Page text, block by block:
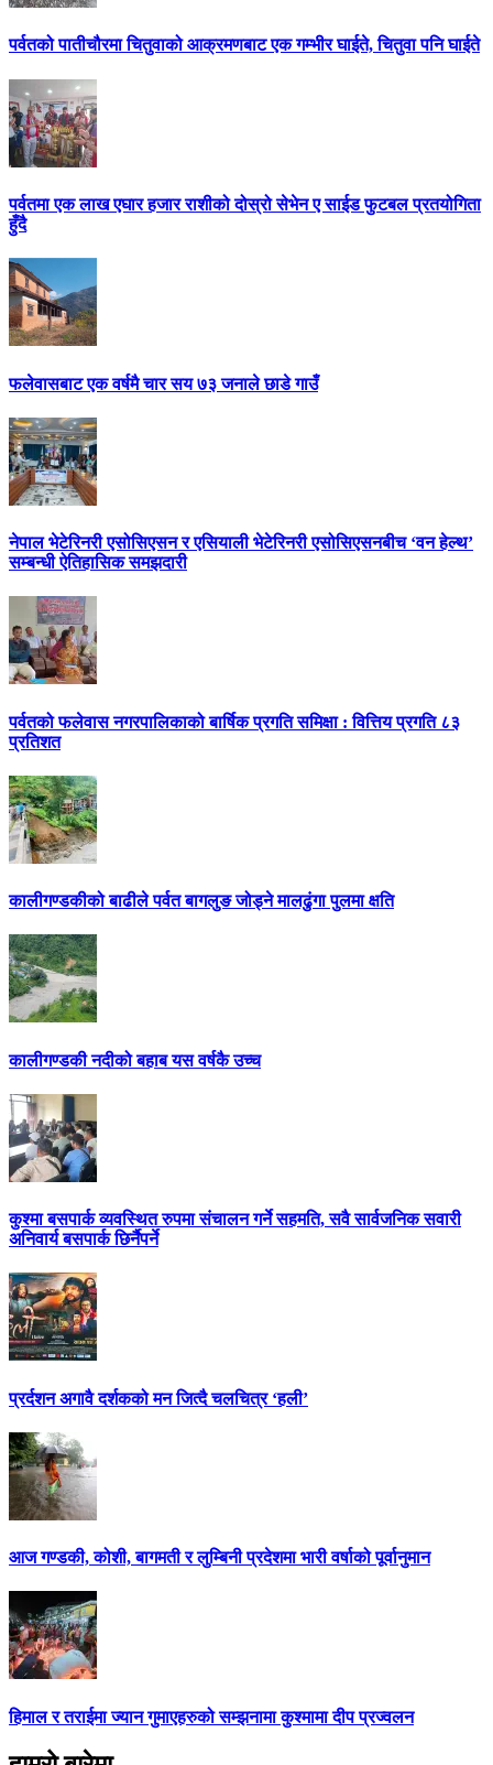
पर्वतको पातीचौरमा चितुवाको आक्रमणबाट एक गम्भीर घाईते, चितुवा पनि घाईते
पर्वतमा एक लाख एघार हजार राशीको दोस्रो सेभेन ए साईड फुटबल प्रतयोगिता
हुँदै
फलेवासबाट एक वर्षमै चार सय ७३ जनाले छाडे गाउँ
नेपाल भेटेरिनरी एसोसिएसन र एसियाली भेटेरिनरी एसोसिएसनबीच ‘वन हेल्थ’
सम्बन्धी ऐतिहासिक समझदारी
पर्वतको फलेवास नगरपालिकाको बार्षिक प्रगति समिक्षा : वित्तिय प्रगति ८३
प्रतिशत
कालीगण्डकीको बाढीले पर्वत बागलुङ जोड्ने मालढुंगा पुलमा क्षति
कालीगण्डकी नदीको बहाब यस वर्षकै उच्च
कुश्मा बसपार्क व्यवस्थित रुपमा संचालन गर्ने सहमति, सवै सार्वजनिक सवारी
अनिवार्य बसपार्क छिर्नैपर्ने
प्रर्दशन अगावै दर्शकको मन जित्दै चलचित्र ‘हली’
आज गण्डकी, कोशी, बागमती र लुम्बिनी प्रदेशमा भारी वर्षाको पूर्वानुमान
हिमाल र तराईमा ज्यान गुमाएहरुको सम्झनामा कुश्मामा दीप प्रज्वलन